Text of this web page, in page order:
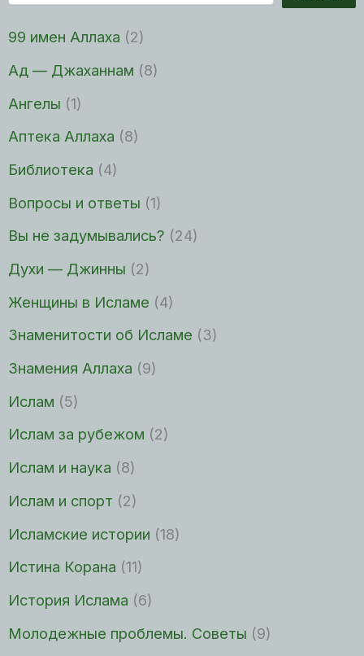
99 имен Аллаха (2)
Ад — Джаханнам (8)
Ангелы (1)
Аптека Аллаха (8)
Библиотека (4)
Вопросы и ответы (1)
Вы не задумывались? (24)
Духи — Джинны (2)
Женщины в Исламе (4)
Знаменитости об Исламе (3)
Знамения Аллаха (9)
Ислам (5)
Ислам за рубежом (2)
Ислам и наука (8)
Ислам и спорт (2)
Исламские истории (18)
Истина Корана (11)
История Ислама (6)
Молодежные проблемы. Советы (9)